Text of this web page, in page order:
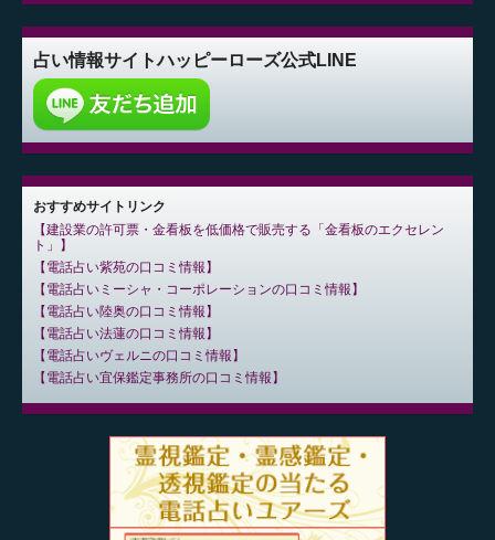
占い情報サイトハッピーローズ公式LINE
おすすめサイトリンク
建設業の許可票・金看板を低価格で販売する「金看板のエクセレン
ト」
電話占い紫苑の口コミ情報
電話占いミーシャ・コーポレーションの口コミ情報
電話占い陸奥の口コミ情報
電話占い法蓮の口コミ情報
電話占いヴェルニの口コミ情報
電話占い宜保鑑定事務所の口コミ情報